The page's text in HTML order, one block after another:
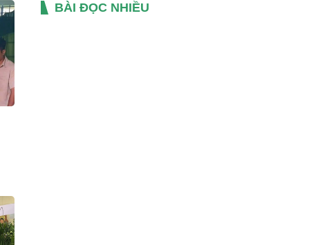
BÀI ĐỌC NHIỀU